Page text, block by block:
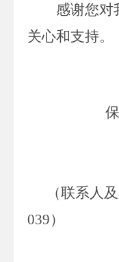
感谢您对
关心和支持。
（联系人及
039）